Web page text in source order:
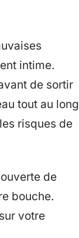
intime.
de sortir
tout au long
risques de
de
bouche.
votre